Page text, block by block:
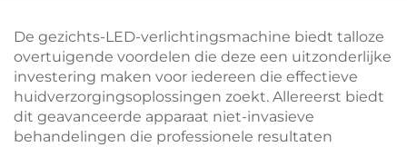
en huidverjonging
rimpelverwijdering
De gezichts-LED-verlichtingsmachine biedt talloze
overtuigende voordelen die deze een uitzonderlijke
investering maken voor iedereen die effectieve
huidverzorgingsoplossingen zoekt. Allereerst biedt
dit geavanceerde apparaat niet-invasieve
behandelingen die professionele resultaten